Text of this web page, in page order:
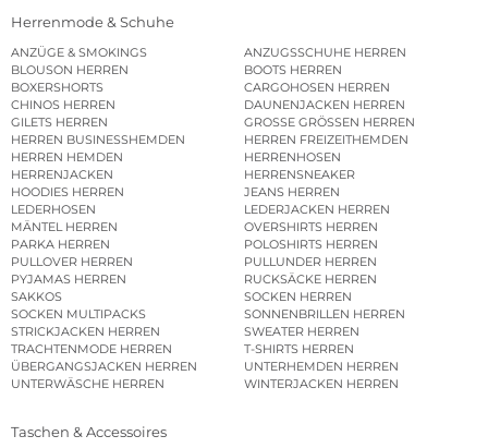
Herrenmode & Schuhe
ANZÜGE & SMOKINGS
ANZUGSSCHUHE HERREN
BLOUSON HERREN
BOOTS HERREN
BOXERSHORTS
CARGOHOSEN HERREN
CHINOS HERREN
DAUNENJACKEN HERREN
GILETS HERREN
GROSSE GRÖSSEN HERREN
HERREN BUSINESSHEMDEN
HERREN FREIZEITHEMDEN
HERREN HEMDEN
HERRENHOSEN
HERRENJACKEN
HERRENSNEAKER
HOODIES HERREN
JEANS HERREN
LEDERHOSEN
LEDERJACKEN HERREN
MÄNTEL HERREN
OVERSHIRTS HERREN
PARKA HERREN
POLOSHIRTS HERREN
PULLOVER HERREN
PULLUNDER HERREN
PYJAMAS HERREN
RUCKSÄCKE HERREN
SAKKOS
SOCKEN HERREN
SOCKEN MULTIPACKS
SONNENBRILLEN HERREN
STRICKJACKEN HERREN
SWEATER HERREN
TRACHTENMODE HERREN
T-SHIRTS HERREN
ÜBERGANGSJACKEN HERREN
UNTERHEMDEN HERREN
UNTERWÄSCHE HERREN
WINTERJACKEN HERREN
Taschen & Accessoires